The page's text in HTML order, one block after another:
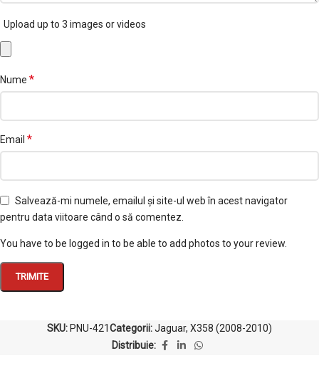
Upload up to 3 images or videos
Nume *
Email *
Salvează-mi numele, emailul și site-ul web în acest navigator
pentru data viitoare când o să comentez.
You have to be logged in to be able to add photos to your review.
SKU:PNU-421Categorii:Jaguar, X358 (2008-2010)
Distribuie: